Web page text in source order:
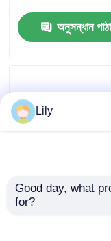
কারখানা ভ্রমণ
যোগাযোগ করুন
মামলা
অনুসন্ধান
ঢেউতোলা চার রঙের
Lily
Good day, what
for?